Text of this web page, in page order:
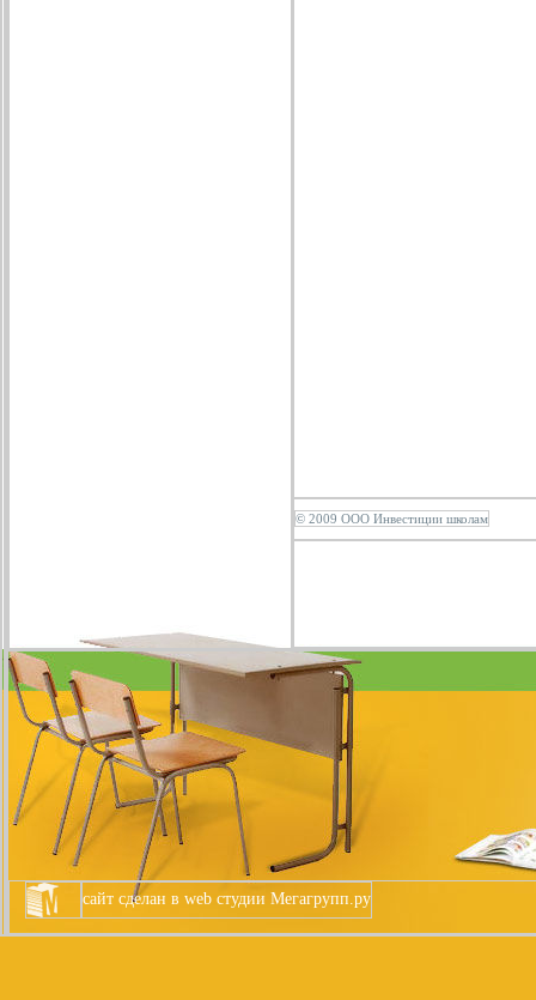
© 2009 ООО Инвестиции школам
сайт сделан в web студии Мегагрупп.ру